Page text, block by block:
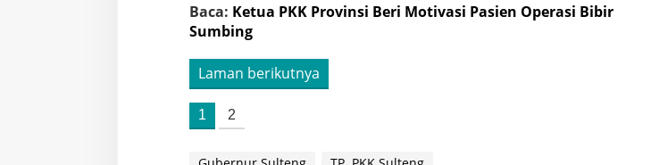
Baca: Ketua PKK Provinsi Beri Motivasi Pasien Operasi Bibir
Sumbing
Laman berikutnya
1 2